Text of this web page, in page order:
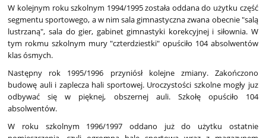
W kolejnym roku szkolnym 1994/1995 została oddana do użytku część
segmentu sportowego, a w nim sala gimnastyczna zwana obecnie "salą
lustrzaną", sala do gier, gabinet gimnastyki korekcyjnej i siłownia. W
tym rokmu szkolnym mury "czterdziestki" opuściło 104 absolwentów
klas ósmych.
Następny rok 1995/1996 przyniósł kolejne zmiany. Zakończono
budowę auli i zaplecza hali sportowej. Uroczystości szkolne mogły juz
odbywać się w pięknej, obszernej auli. Szkołę opuściło 104
absolwentów.
W roku szkolnym 1996/1997 oddano już do użytku ostatnie